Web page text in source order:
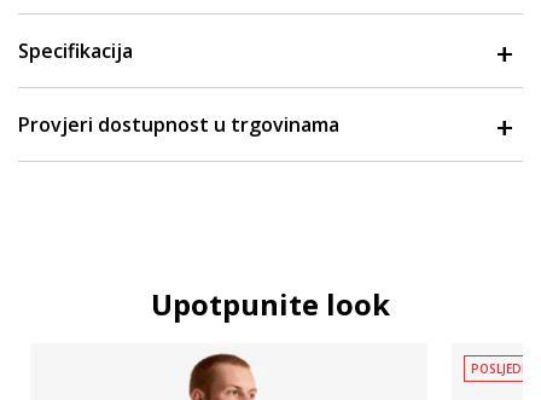
Specifikacija
Provjeri dostupnost u trgovinama
Upotpunite look